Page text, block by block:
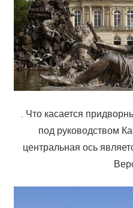
. Что касается
под руководством
центральная ось